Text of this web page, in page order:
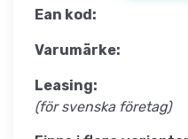
Ean kod:
Varumärke:
Leasing:
(för svenska företag)